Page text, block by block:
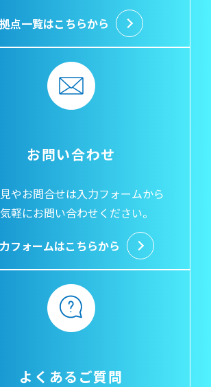
拠点一覧はこちらから
お問い合わせ
やお問合せは入力フォームから
軽にお問い合わせください。
フォームはこちらから
よくあるご質問